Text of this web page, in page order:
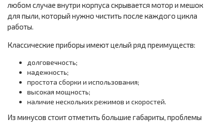
любом случае внутри корпуса скрывается мотор и мешок
для пыли, который нужно чистить после каждого цикла
работы.
Классические приборы имеют целый ряд преимуществ:
долговечность;
надежность;
простота сборки и использования;
высокая мощность;
наличие нескольких режимов и скоростей.
Из минусов стоит отметить большие габариты, проблемы